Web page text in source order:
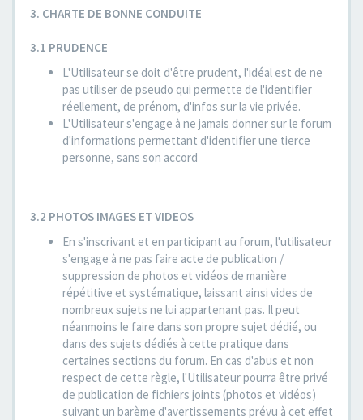
3. CHARTE DE BONNE CONDUITE
3.1 PRUDENCE
L'Utilisateur se doit d'être prudent, l'idéal est de ne
pas utiliser de pseudo qui permette de l'identifier
réellement, de prénom, d'infos sur la vie privée.
L'Utilisateur s'engage à ne jamais donner sur le forum
d'informations permettant d'identifier une tierce
personne, sans son accord
3.2 PHOTOS IMAGES ET VIDEOS
En s'inscrivant et en participant au forum, l'utilisateur
s'engage à ne pas faire acte de publication /
suppression de photos et vidéos de manière
répétitive et systématique, laissant ainsi vides de
nombreux sujets ne lui appartenant pas. Il peut
néanmoins le faire dans son propre sujet dédié, ou
dans des sujets dédiés à cette pratique dans
certaines sections du forum. En cas d'abus et non
respect de cette règle, l'Utilisateur pourra être privé
de publication de fichiers joints (photos et vidéos)
suivant un barème d'avertissements prévu à cet effet